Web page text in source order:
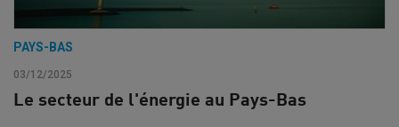
PAYS-BAS
03/12/2025
Le secteur de l'énergie au Pays-Bas